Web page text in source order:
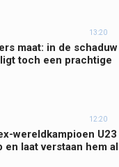
13:20
maat: in de schaduw
toch een prachtige
12:20
wereldkampioen U23
laat verstaan hem al